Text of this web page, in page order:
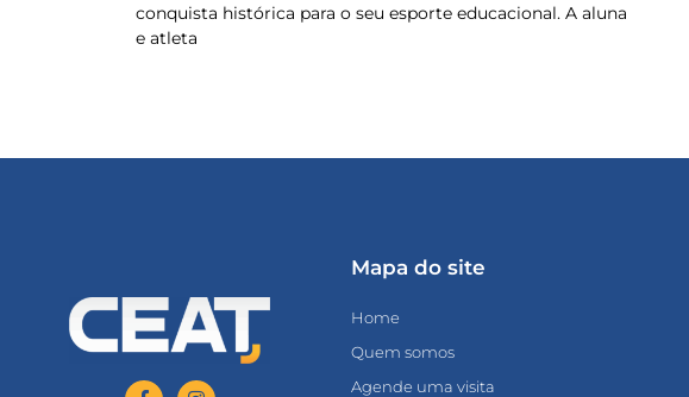
conquista histórica para o seu esporte educacional. A aluna
e atleta
Mapa do site
Home
Quem somos
Agende uma visita